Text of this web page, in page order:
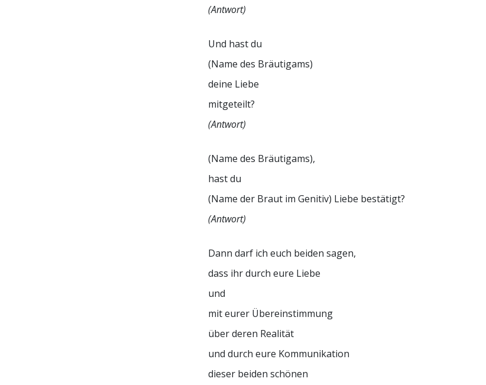
(Antwort)
Und hast du
(Name des Bräutigams)
deine Liebe
mitgeteilt?
(Antwort)
(Name des Bräutigams),
hast du
(Name der Braut im Genitiv) Liebe bestätigt?
(Antwort)
Dann darf ich euch beiden sagen,
dass ihr durch eure Liebe
und
mit eurer Übereinstimmung
über deren Realität
und durch eure Kommunikation
dieser beiden schönen